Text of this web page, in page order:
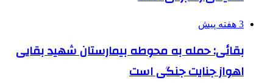
3 هفته پیش
بقائی: حمله به محوطه بیمارستان شهید بقایی
اهواز جنایت جنگی است